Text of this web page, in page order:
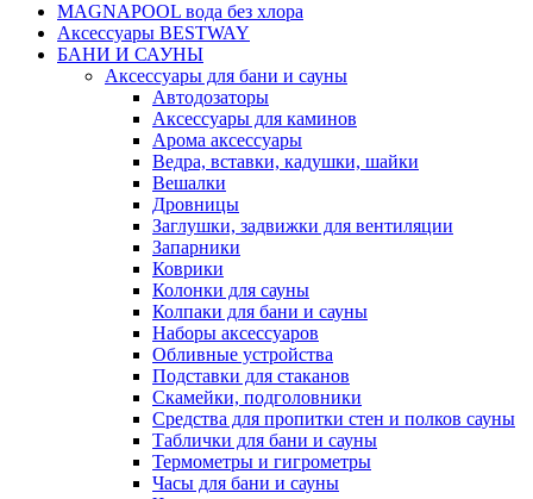
MAGNAPOOL вода без хлора
Аксессуары BESTWAY
БАНИ И САУНЫ
Аксессуары для бани и сауны
Автодозаторы
Аксессуары для каминов
Арома аксессуары
Ведра, вставки, кадушки, шайки
Вешалки
Дровницы
Заглушки, задвижки для вентиляции
Запарники
Коврики
Колонки для сауны
Колпаки для бани и сауны
Наборы аксессуаров
Обливные устройства
Подставки для стаканов
Скамейки, подголовники
Средства для пропитки стен и полков сауны
Таблички для бани и сауны
Термометры и гигрометры
Часы для бани и сауны